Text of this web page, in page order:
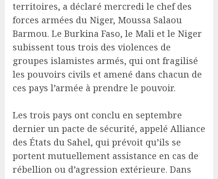
territoires, a déclaré mercredi le chef des
forces armées du Niger, Moussa Salaou
Barmou. Le Burkina Faso, le Mali et le Niger
subissent tous trois des violences de
groupes islamistes armés, qui ont fragilisé
les pouvoirs civils et amené dans chacun de
ces pays l’armée à prendre le pouvoir.
Les trois pays ont conclu en septembre
dernier un pacte de sécurité, appelé Alliance
des États du Sahel, qui prévoit qu’ils se
portent mutuellement assistance en cas de
rébellion ou d’agression extérieure. Dans